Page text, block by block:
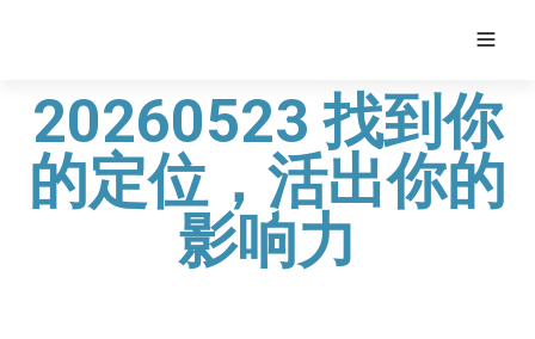
20260523 找到你
的定位，活出你的
影响力